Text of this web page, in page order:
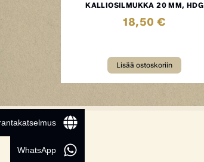
KALLIOSILMUKKA 20 MM, HDG
18,50 €
Lisää ostoskoriin
WhatsApp